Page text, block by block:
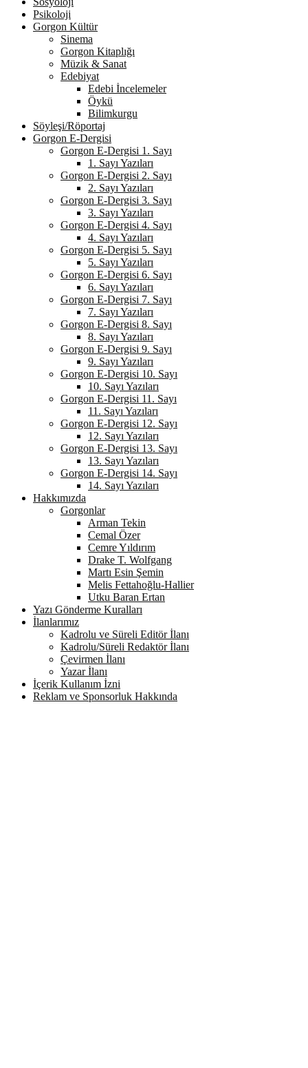
Psikoloji
Gorgon Kültür
Sinema
Gorgon Kitaplığı
Müzik & Sanat
Edebiyat
Edebi İncelemeler
Öykü
Bilimkurgu
Söyleşi/Röportaj
Gorgon E-Dergisi
Gorgon E-Dergisi 1. Sayı
1. Sayı Yazıları
Gorgon E-Dergisi 2. Sayı
2. Sayı Yazıları
Gorgon E-Dergisi 3. Sayı
3. Sayı Yazıları
Gorgon E-Dergisi 4. Sayı
4. Sayı Yazıları
Gorgon E-Dergisi 5. Sayı
5. Sayı Yazıları
Gorgon E-Dergisi 6. Sayı
6. Sayı Yazıları
Gorgon E-Dergisi 7. Sayı
7. Sayı Yazıları
Gorgon E-Dergisi 8. Sayı
8. Sayı Yazıları
Gorgon E-Dergisi 9. Sayı
9. Sayı Yazıları
Gorgon E-Dergisi 10. Sayı
10. Sayı Yazıları
Gorgon E-Dergisi 11. Sayı
11. Sayı Yazıları
Gorgon E-Dergisi 12. Sayı
12. Sayı Yazıları
Gorgon E-Dergisi 13. Sayı
13. Sayı Yazıları
Gorgon E-Dergisi 14. Sayı
14. Sayı Yazıları
Hakkımızda
Gorgonlar
Arman Tekin
Cemal Özer
Cemre Yıldırım
Drake T. Wolfgang
Martı Esin Şemin
Melis Fettahoğlu-Hallier
Utku Baran Ertan
Yazı Gönderme Kuralları
İlanlarımız
Kadrolu ve Süreli Editör İlanı
Kadrolu/Süreli Redaktör İlanı
Çevirmen İlanı
Yazar İlanı
İçerik Kullanım İzni
Reklam ve Sponsorluk Hakkında